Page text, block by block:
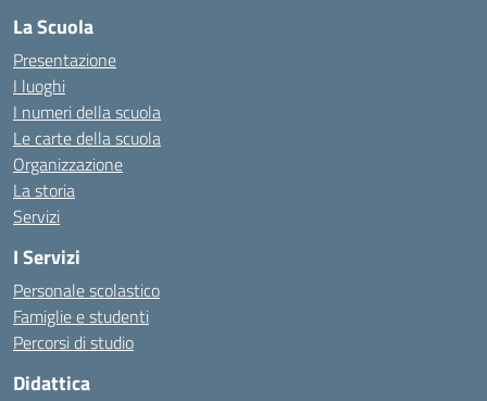
La Scuola
Presentazione
I luoghi
I numeri della scuola
Le carte della scuola
Organizzazione
La storia
Servizi
I Servizi
Personale scolastico
Famiglie e studenti
Percorsi di studio
Didattica